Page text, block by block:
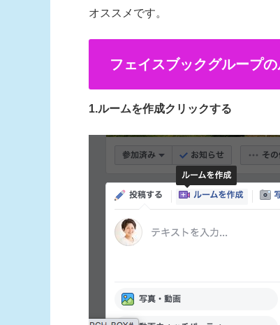
オススメです。
フェイスブックグループ
1.ルームを作成クリックする